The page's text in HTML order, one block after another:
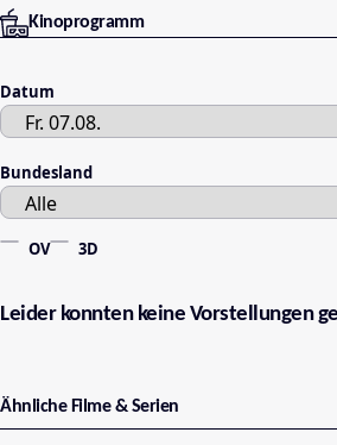
Kinoprogramm
Datum
Bundesland
OV 3D
Leider konnten keine Vorstellungen
Ähnliche Filme & Serien